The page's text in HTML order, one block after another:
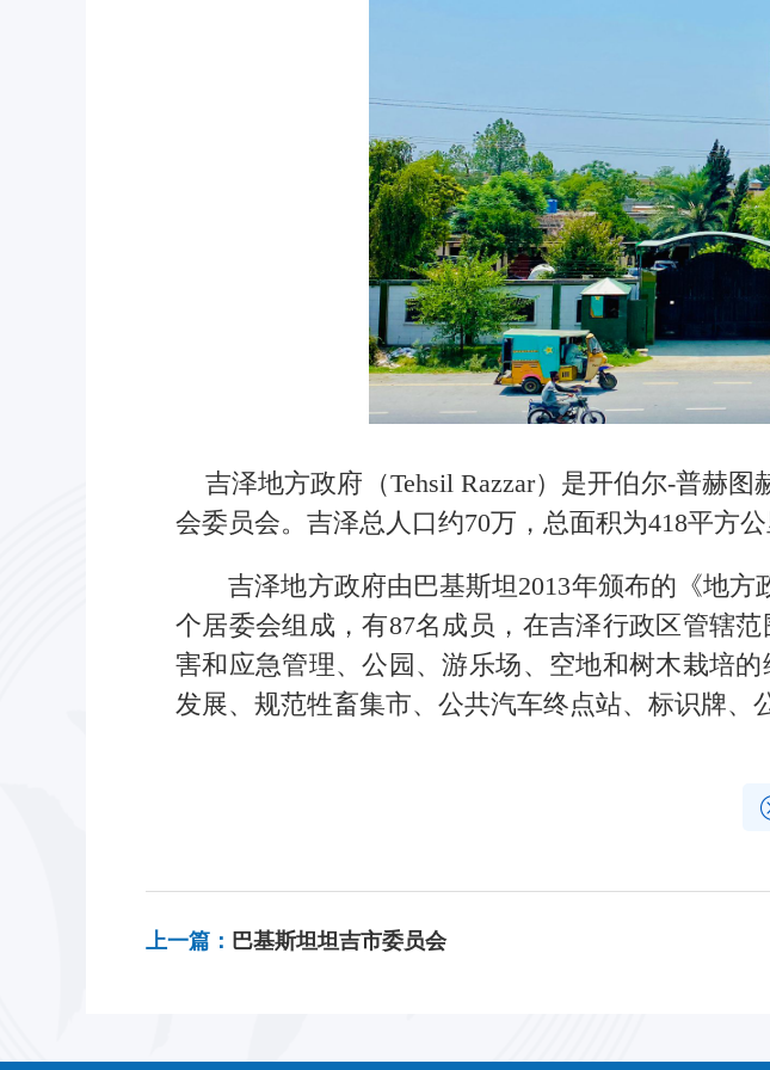
吉泽地方政府（Tehsil Razzar）是开伯尔-普赫
会委员会。吉泽总人口约70万，总面积为418平方
吉泽地方政府由巴基斯坦2013年颁布的《地方
个居委会组成，有87名成员，在吉泽行政区管辖
害和应急管理、公园、游乐场、空地和树木栽培
发展、规范牲畜集市、公共汽车终点站、标识牌、
上一篇： 巴基斯坦坦吉市委员会